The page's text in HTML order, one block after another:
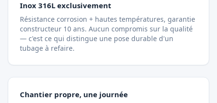
Inox 316L exclusivement
Résistance corrosion + hautes températures, garantie
constructeur 10 ans. Aucun compromis sur la qualité
— c'est ce qui distingue une pose durable d'un
tubage à refaire.
Chantier propre, une journée